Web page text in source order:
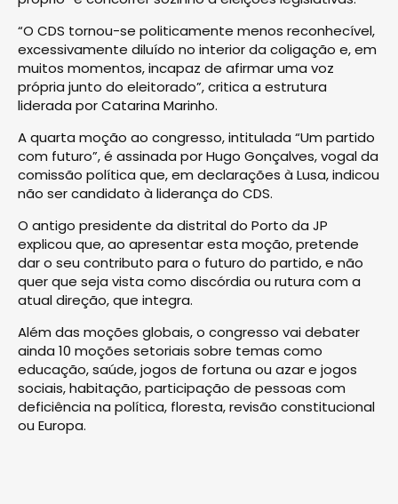
“O CDS tornou-se politicamente menos reconhecível,
excessivamente diluído no interior da coligação e, em
muitos momentos, incapaz de afirmar uma voz
própria junto do eleitorado”, critica a estrutura
liderada por Catarina Marinho.
A quarta moção ao congresso, intitulada “Um partido
com futuro”, é assinada por Hugo Gonçalves, vogal da
comissão política que, em declarações à Lusa, indicou
não ser candidato à liderança do CDS.
O antigo presidente da distrital do Porto da JP
explicou que, ao apresentar esta moção, pretende
dar o seu contributo para o futuro do partido, e não
quer que seja vista como discórdia ou rutura com a
atual direção, que integra.
Além das moções globais, o congresso vai debater
ainda 10 moções setoriais sobre temas como
educação, saúde, jogos de fortuna ou azar e jogos
sociais, habitação, participação de pessoas com
deficiência na política, floresta, revisão constitucional
ou Europa.